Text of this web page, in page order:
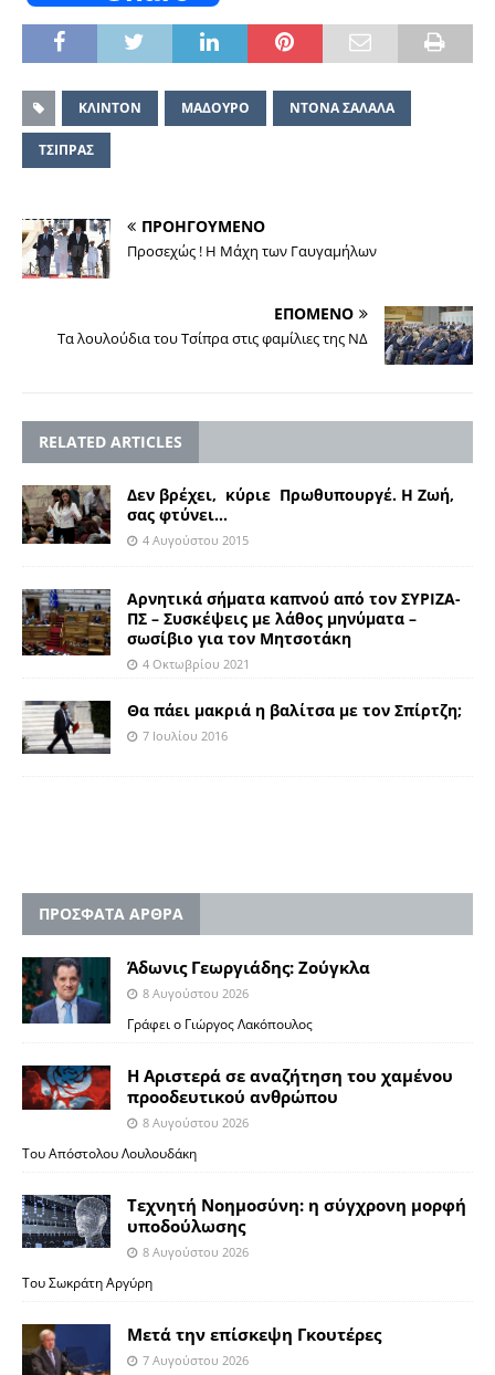
ΚΛΙΝΤΟΝ ΜΑΔΟΥΡΟ ΝΤΟΝΑ ΣΑΛΑΛΑ
ΤΣΙΠΡΑΣ
ΠΡΟΗΓΟΥΜΕΝΟ
Προσεχώς ! Η Μάχη των Γαυγαμήλων
ΕΠΟΜΕΝΟ
Τα λουλούδια του Τσίπρα στις φαμίλιες της ΝΔ
RELATED ARTICLES
Δεν βρέχει, κύριε Πρωθυπουργέ. Η Ζωή,
σας φτύνει…
4 Αυγούστου 2015
Αρνητικά σήματα καπνού από τον ΣΥΡΙΖΑ-
ΠΣ – Συσκέψεις με λάθος μηνύματα –
σωσίβιο για τον Μητσοτάκη
4 Οκτωβρίου 2021
Θα πάει μακριά η βαλίτσα με τον Σπίρτζη;
7 Ιουλίου 2016
ΠΡΟΣΦΑΤΑ ΑΡΘΡΑ
Άδωνις Γεωργιάδης: Ζούγκλα
8 Αυγούστου 2026
Γράφει ο Γιώργος Λακόπουλος
Η Αριστερά σε αναζήτηση του χαμένου
προοδευτικού ανθρώπου
8 Αυγούστου 2026
Του Απόστολου Λουλουδάκη
Τεχνητή Νοημοσύνη: η σύγχρονη μορφή
υποδούλωσης
8 Αυγούστου 2026
Του Σωκράτη Αργύρη
Μετά την επίσκεψη Γκουτέρες
7 Αυγούστου 2026